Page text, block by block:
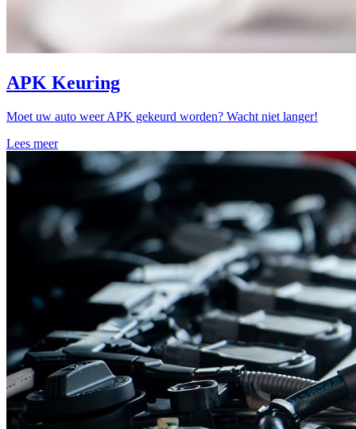
APK Keuring
Moet uw auto weer APK gekeurd worden? Wacht niet langer!
Lees meer